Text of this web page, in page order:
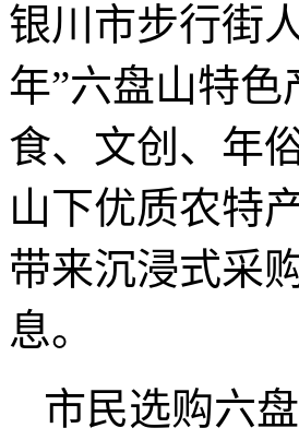
银川市步行街
年”六盘山特
食、文创、年
山下优质农特
带来沉浸式采
息。
市民选购六